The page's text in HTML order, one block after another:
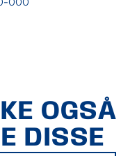
OGSÅ
DISSE